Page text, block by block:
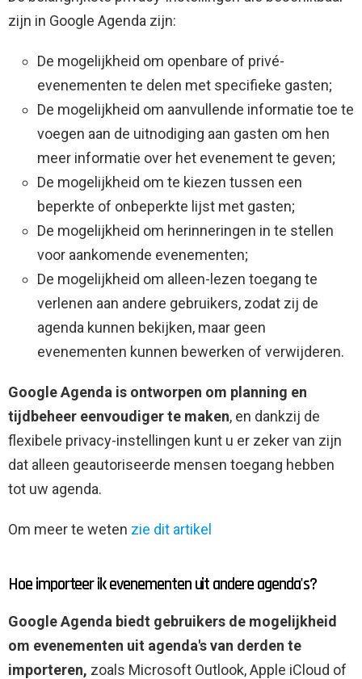
zijn in Google Agenda zijn:
De mogelijkheid om openbare of privé-
evenementen te delen met specifieke gasten;
De mogelijkheid om aanvullende informatie toe te
voegen aan de uitnodiging aan gasten om hen
meer informatie over het evenement te geven;
De mogelijkheid om te kiezen tussen een
beperkte of onbeperkte lijst met gasten;
De mogelijkheid om herinneringen in te stellen
voor aankomende evenementen;
De mogelijkheid om alleen-lezen toegang te
verlenen aan andere gebruikers, zodat zij de
agenda kunnen bekijken, maar geen
evenementen kunnen bewerken of verwijderen.
Google Agenda is ontworpen om planning en
tijdbeheer eenvoudiger te maken, en dankzij de
flexibele privacy-instellingen kunt u er zeker van zijn
dat alleen geautoriseerde mensen toegang hebben
tot uw agenda.
Om meer te weten zie dit artikel
Hoe importeer ik evenementen uit andere agenda's?
Google Agenda biedt gebruikers de mogelijkheid
om evenementen uit agenda's van derden te
importeren, zoals Microsoft Outlook, Apple iCloud of